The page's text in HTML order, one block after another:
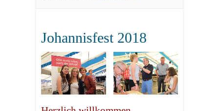
Johannisfest 2018